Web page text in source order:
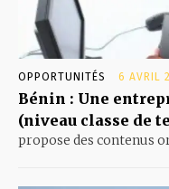
OPPORTUNITÉS 6 AVRIL
Bénin : Une
(niveau classe de
propose des contenus